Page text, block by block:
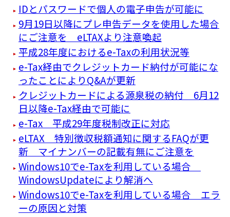
IDとパスワードで個人の電子申告が可能に
9月19日以降にプレ申告データを使用した場合
にご注意を eLTAXより注意喚起
平成28年度におけるe-Taxの利用状況等
e-Tax経由でクレジットカード納付が可能にな
ったことによりQ&Aが更新
クレジットカードによる源泉税の納付 6月12
日以降e-Tax経由で可能に
e-Tax 平成29年度税制改正に対応
eLTAX 特別徴収税額通知に関するFAQが更
新 マイナンバーの記載有無にご注意を
Windows10でe-Taxを利用している場合
WindowsUpdateにより解消へ
Windows10でe-Taxを利用している場合 エラ
ーの原因と対策